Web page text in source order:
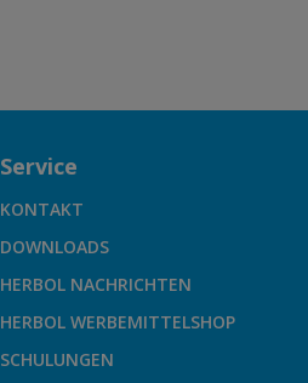
Service
KONTAKT
DOWNLOADS
HERBOL NACHRICHTEN
HERBOL WERBEMITTELSHOP
SCHULUNGEN